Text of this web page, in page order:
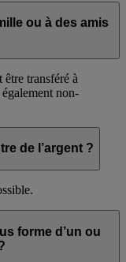
ou à des amis
transféré à
non-
de l’argent ?
forme d’un ou